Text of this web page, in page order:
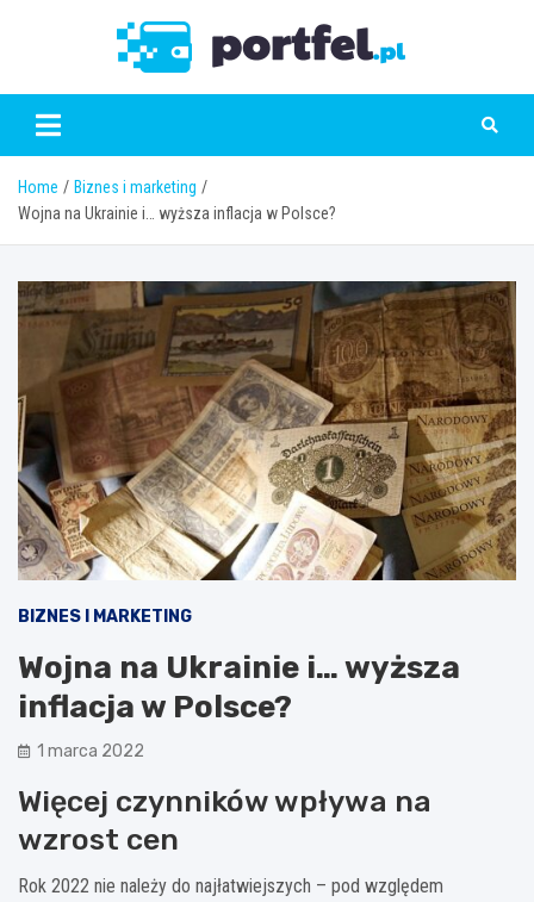
Home
Biznes i marketing
Wojna na Ukrainie i… wyższa inflacja w Polsce?
BIZNES I MARKETING
Wojna na Ukrainie i… wyższa
inflacja w Polsce?
1 marca 2022
Więcej czynników wpływa na
wzrost cen
Rok 2022 nie należy do najłatwiejszych – pod względem